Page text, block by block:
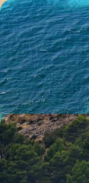
L'île de
la douceur des
Quelques jours dans
et serein, Favignana
8 jours, de 2200 à 2800 €
De Palerme aux
la Sicile
La vieille pierre, les
complet à travers la